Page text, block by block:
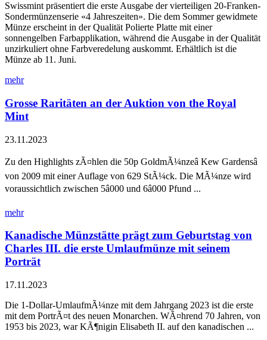
Swissmint präsentiert die erste Ausgabe der vierteiligen 20-Franken-
Sondermünzenserie «4 Jahreszeiten». Die dem Sommer gewidmete
Münze erscheint in der Qualität Polierte Platte mit einer
sonnengelben Farbapplikation, während die Ausgabe in der Qualität
unzirkuliert ohne Farbveredelung auskommt. Erhältlich ist die
Münze ab 11. Juni.
mehr
Grosse Raritäten an der Auktion von the Royal
Mint
23.11.2023
Zu den Highlights zÃ¤hlen die 50p GoldmÃ¼nzeâ Kew Gardensâ
von 2009 mit einer Auflage von 629 StÃ¼ck. Die MÃ¼nze wird
voraussichtlich zwischen 5â000 und 6â000 Pfund ...
mehr
Kanadische Münzstätte prägt zum Geburtstag von
Charles III. die erste Umlaufmünze mit seinem
Porträt
17.11.2023
Die 1-Dollar-UmlaufmÃ¼nze mit dem Jahrgang 2023 ist die erste
mit dem PortrÃ¤t des neuen Monarchen. WÃ¤hrend 70 Jahren, von
1953 bis 2023, war KÃ¶nigin Elisabeth II. auf den kanadischen ...